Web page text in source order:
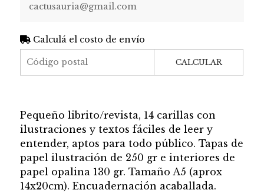
cactusauria@gmail.com
Calculá el costo de envío
CALCULAR
Pequeño librito/revista, 14 carillas con
ilustraciones y textos fáciles de leer y
entender, aptos para todo público. Tapas de
papel ilustración de 250 gr e interiores de
papel opalina 130 gr. Tamaño A5 (aprox
14x20cm). Encuadernación acaballada.